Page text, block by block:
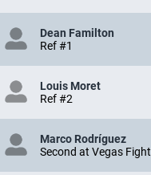
Dean Familton
Ref #1
Louis Moret
Ref #2
Marco Rodríguez
Second at Vegas Fight